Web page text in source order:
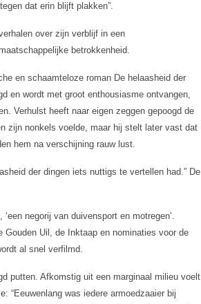
dat erin blijft plakken”.
over zijn verblijf in een
betrokkenheid.
en schaamteloze roman De helaasheid der
en wordt met groot enthousiasme ontvangen,
Verhulst heeft naar eigen zeggen gepoogd de
zijn nonkels voelde, maar hij stelt later vast dat
hem na verschijning rauw lust.
der dingen iets nuttigs te vertellen had.” De
negorij van duivensport en motregen’.
Uil, de Inktaap en nominaties voor de
al snel verfilmd.
putten. Afkomstig uit een marginaal milieu voelt
“Eeuwenlang was iedere armoedzaaier bij